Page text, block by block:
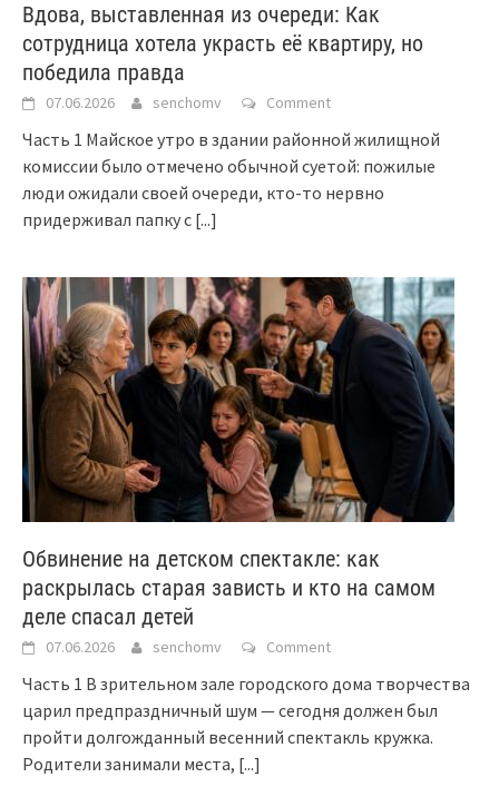
Вдова, выставленная из очереди: Как
сотрудница хотела украсть её квартиру, но
победила правда
07.06.2026 senchomv Comment
Часть 1 Майское утро в здании районной жилищной
комиссии было отмечено обычной суетой: пожилые
люди ожидали своей очереди, кто-то нервно
придерживал папку с [...]
Обвинение на детском спектакле: как
раскрылась старая зависть и кто на самом
деле спасал детей
07.06.2026 senchomv Comment
Часть 1 В зрительном зале городского дома творчества
царил предпраздничный шум — сегодня должен был
пройти долгожданный весенний спектакль кружка.
Родители занимали места, [...]